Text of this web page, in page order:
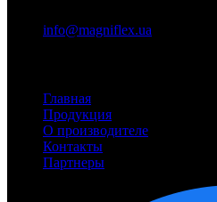
info@magniflex.ua
Главная
Продукция
О производителе
Контакты
Партнеры